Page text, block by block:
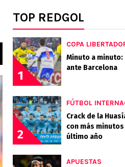
TOP REDGOL
1
COPA
Minuto a minuto:
ante Barcelona
2
FÚTBOL
Crack de la
con más
último año
APUESTAS